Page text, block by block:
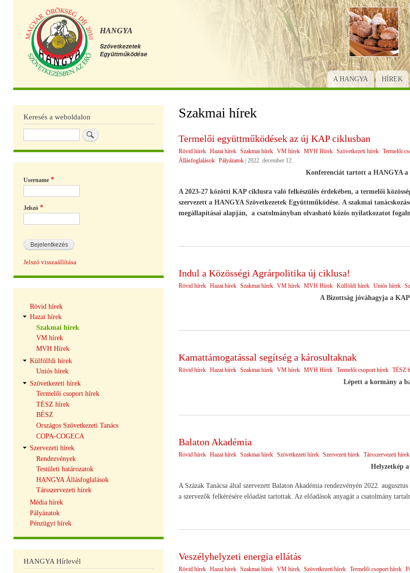
Ugrás
a
tartalomra
HANGYA
Szövetkezetek
Együttműködése
Főmenü
A HANGYA HÍREK
Szakmai hírek
Termelői együttműködések az új KAP ciklusban
Rövid hírek Hazai hírek Szakmai hírek VM hírek MVH Hírek Szövetkezeti hírek Termelői
Állásfoglalások
Pályázatok 2022. december 12.
Konferenciát tartott a HANGYA a
A 2023-27 közötti KAP ciklusra való felkészülés érdekében, a termelői
szervezett a HANGYA Szövetkezetek Együttműködése. A szakmai
megállapításai alapján, a csatolmányban olvasható közös nyilatkozatot
Indul a Közösségi Agrárpolitika új ciklusa!
Rövid hírek Hazai hírek Szakmai hírek VM hírek MVH Hírek Külföldi hírek Uniós hírek
A Bizottság jóváhagyja a
Kamattámogatással segítség a károsultaknak
Rövid hírek Hazai hírek Szakmai hírek VM hírek MVH Hírek Termelői csoport hírek TÉSZ
Lépett a kormány a
Balaton Akadémia
Rövid hírek Hazai hírek Szakmai hírek Szövetkezeti hírek Szervezeti hírek Társszervezeti hírek
Helyzetkép a
A Százak Tanácsa által szervezett Balaton Akadémia rendezvényén 2022.
a szervezők felkérésére előadást tartottak. Az előadások anyagát a csatolmány
Veszélyhelyzeti energia ellátás
Rövid hírek Hazai hírek Szakmai hírek VM hírek Szövetkezeti hírek Termelői csoport hírek
Keresés a weboldalon
Username
Jelszó
Jelszó visszaállítása
navigáció
Rövid hírek
Hazai hírek
Szakmai hírek
VM hírek
MVH Hírek
Külfölfdi hírek
Uniós hírek
Szövetkezeti hírek
Termelői csoport hírek
TÉSZ hírek
BÉSZ
Országos Szövetkezeti Tanács
COPA-COGECA
Szervezeti hírek
Rendezvények
Testületi határozatok
HANGYA Állásfoglalások
Társszervezeti hírek
Média hírek
Pályázatok
Pénzügyi hírek
HANGYA Hírlevél